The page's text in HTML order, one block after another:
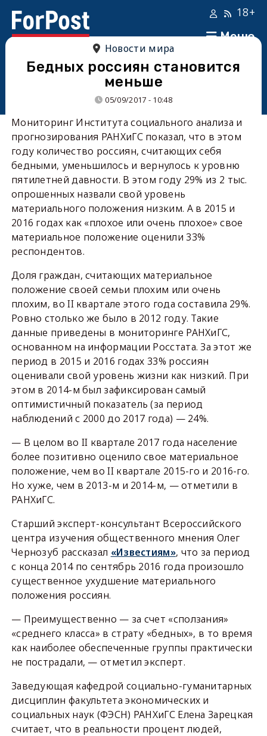
Меню
18+
Новости мира
Бедных россиян становится
меньше
05/09/2017 - 10:48
Мониторинг Института социального анализа и
прогнозирования РАНХиГС показал, что в этом
году количество россиян, считающих себя
бедными, уменьшилось и вернулось к уровню
пятилетней давности. В этом году 29% из 2 тыс.
опрошенных назвали свой уровень
материального положения низким. А в 2015 и
2016 годах как «плохое или очень плохое» свое
материальное положение оценили 33%
респондентов.
Доля граждан, считающих материальное
положение своей семьи плохим или очень
плохим, во II квартале этого года составила 29%.
Ровно столько же было в 2012 году. Такие
данные приведены в мониторинге РАНХиГС,
основанном на информации Росстата. За этот же
период в 2015 и 2016 годах 33% россиян
оценивали свой уровень жизни как низкий. При
этом в 2014-м был зафиксирован самый
оптимистичный показатель (за период
наблюдений с 2000 до 2017 года) — 24%.
— В целом во II квартале 2017 года население
более позитивно оценило свое материальное
положение, чем во II квартале 2015-го и 2016-го.
Но хуже, чем в 2013-м и 2014-м, — отметили в
РАНХиГС.
Старший эксперт-консультант Всероссийского
центра изучения общественного мнения Олег
Чернозуб рассказал «Известиям», что за период
с конца 2014 по сентябрь 2016 года произошло
существенное ухудшение материального
положения россиян.
— Преимущественно — за счет «сползания»
«среднего класса» в страту «бедных», в то время
как наиболее обеспеченные группы практически
не пострадали, — отметил эксперт.
Заведующая кафедрой социально-гуманитарных
дисциплин факультета экономических и
социальных наук (ФЭСН) РАНХиГС Елена Зарецкая
считает, что в реальности процент людей,